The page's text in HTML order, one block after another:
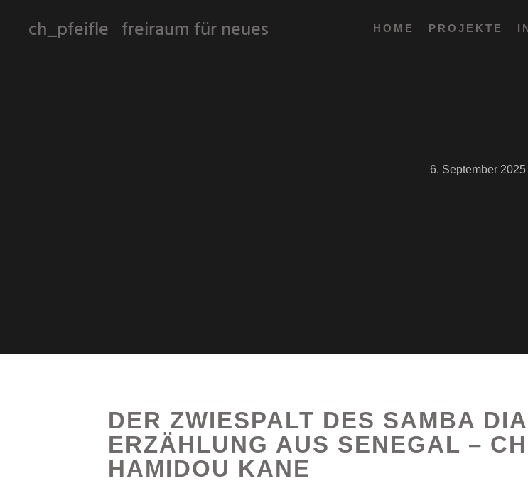
ch_pfeifle freiraum für neues HOME PROJEKTE
6. September 2025
DER ZWIESPALT DES SAMBA
ERZÄHLUNG AUS SENEGAL –
HAMIDOU KANE